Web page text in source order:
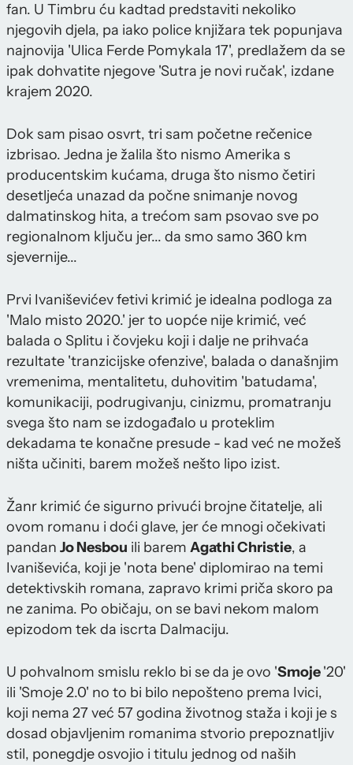
fan. U Timbru ću kadtad predstaviti nekoliko
njegovih djela, pa iako police knjižara tek popunjava
najnovija 'Ulica Ferde Pomykala 17', predlažem da se
ipak dohvatite njegove 'Sutra je novi ručak', izdane
krajem 2020.
Dok sam pisao osvrt, tri sam početne rečenice
izbrisao. Jedna je žalila što nismo Amerika s
producentskim kućama, druga što nismo četiri
desetljeća unazad da počne snimanje novog
dalmatinskog hita, a trećom sam psovao sve po
regionalnom ključu jer... da smo samo 360 km
sjevernije...
Prvi Ivaniševićev fetivi krimić je idealna podloga za
'Malo misto 2020.' jer to uopće nije krimić, već
balada o Splitu i čovjeku koji i dalje ne prihvaća
rezultate 'tranzicijske ofenzive', balada o današnjim
vremenima, mentalitetu, duhovitim 'batudama',
komunikaciji, podrugivanju, cinizmu, promatranju
svega što nam se izdogađalo u proteklim
dekadama te konačne presude - kad već ne možeš
ništa učiniti, barem možeš nešto lipo izist.
Žanr krimić će sigurno privući brojne čitatelje, ali
ovom romanu i doći glave, jer će mnogi očekivati
pandan Jo Nesbou ili barem Agathi Christie, a
Ivaniševića, koji je 'nota bene' diplomirao na temi
detektivskih romana, zapravo krimi priča skoro pa
ne zanima. Po običaju, on se bavi nekom malom
epizodom tek da iscrta Dalmaciju.
U pohvalnom smislu reklo bi se da je ovo 'Smoje'20'
ili 'Smoje 2.0' no to bi bilo nepošteno prema Ivici,
koji nema 27 već 57 godina životnog staža i koji je s
dosad objavljenim romanima stvorio prepoznatljiv
stil, ponegdje osvojio i titulu jednog od naših